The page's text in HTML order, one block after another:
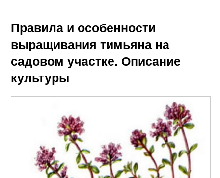
Правила и особенности
выращивания тимьяна на
садовом участке. Описание
культуры